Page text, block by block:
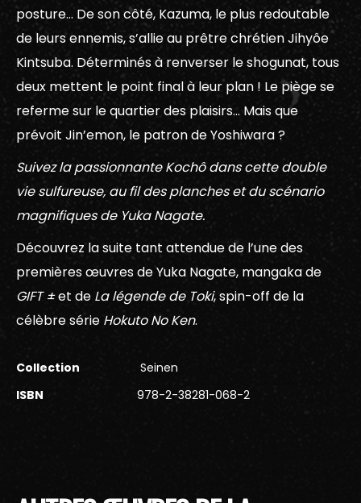
posture… De son côté, Kazuma, le plus redoutable
de leurs ennemis, s’allie au prêtre chrétien Jihyôe
Kintsuba. Déterminés à renverser le shogunat, tous
deux mettent le point final à leur plan ! Le piège se
referme sur le quartier des plaisirs… Mais que
prévoit Jin’emon, le patron de Yoshiwara ?
Suivez la passionnante Kochô dans cette double
vie sulfureuse, au fil des planches et du scénario
magnifiques de Yuka Nagate.
Découvrez la suite tant attendue de l’une des
premières œuvres de Yuka Nagate, mangaka de
GIFT ±et de La légende de Toki, spin-off de la
célèbre série Hokuto No Ken.
Collection
Seinen
ISBN
978-2-38281-068-2